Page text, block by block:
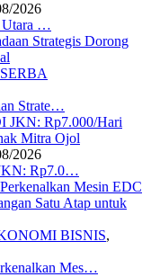
2026
Utara …
SERBA
Strate…
2026
Rp7.0…
BISNIS,
Mes…